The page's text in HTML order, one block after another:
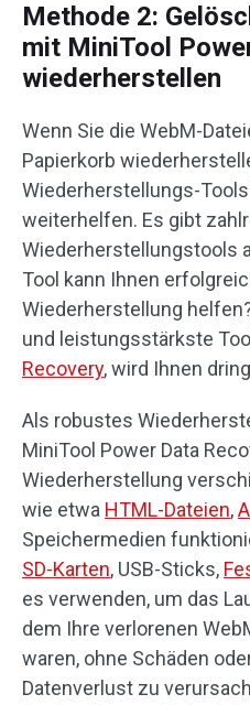
Methode 2:
mit MiniTool
wiederherstellen
Wenn Sie die WebM-
Papierkorb
Wiederherstellungs-
weiterhelfen. Es gibt
Wiederherstellungstools
Tool kann Ihnen
Wiederherstellung
und leistungsstärkste
Recovery, wird Ihnen
Als robustes
MiniTool Power Data
Wiederherstellung
wie etwa HTML-Dateien,
Speichermedien
SD-Karten, USB-Sticks,
es verwenden, um das
dem Ihre verlorenen
waren, ohne Schäden
Datenverlust zu